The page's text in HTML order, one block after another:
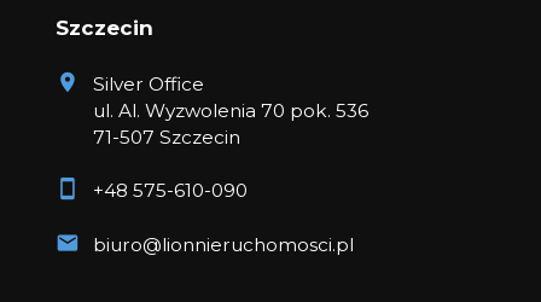
Szczecin
Silver Office
ul. Al. Wyzwolenia 70 pok. 536
71-507 Szczecin
+48 575-610-090
biuro@lionnieruchomosci.pl